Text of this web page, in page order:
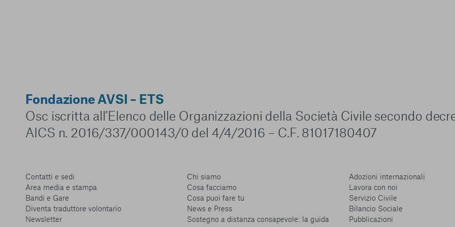
Fondazione AVSI – ETS
Osc iscritta all’Elenco delle Organizzazioni della Società Civile secondo
AICS n. 2016/337/000143/0 del 4/4/2016 – C.F. 81017180407
Contatti e sedi
Area media e stampa
Bandi e Gare
Diventa traduttore volontario
Newsletter
Chi siamo
Cosa facciamo
Cosa puoi fare tu
News e Press
Sostegno a distanza consapevole: la guida
Adozioni internazionali
Lavora con noi
Servizio Civile
Bilancio Sociale
Pubblicazioni